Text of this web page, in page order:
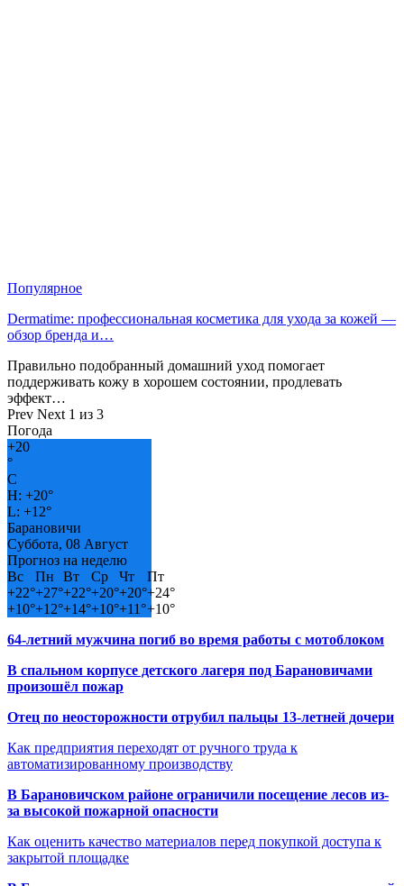
Популярное
Dermatime: профессиональная косметика для ухода за кожей —
обзор бренда и…
Правильно подобранный домашний уход помогает
поддерживать кожу в хорошем состоянии, продлевать
эффект…
Prev Next 1 из 3
Погода
+20
°
C
H: +20°
L: +12°
Барановичи
Суббота, 08 Август
Прогноз на неделю
Вс
Пн Вт Ср Чт
Пт
+22°+27°+22°+20°+20°+24°
+10°+12°+14°+10°+11°+10°
64-летний мужчина погиб во время работы с мотоблоком
В спальном корпусе детского лагеря под Барановичами
произошёл пожар
Отец по неосторожности отрубил пальцы 13-летней дочери
Как предприятия переходят от ручного труда к
автоматизированному производству
В Барановичском районе ограничили посещение лесов из-
за высокой пожарной опасности
Как оценить качество материалов перед покупкой доступа к
закрытой площадке